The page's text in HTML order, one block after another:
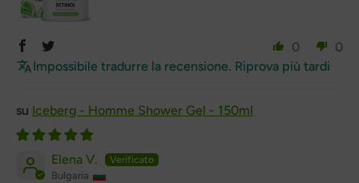
0
0
Impossibile tradurre la recensione. Riprova più tardi
Iceberg - Homme Shower Gel - 150ml
Elena V.
Bulgaria